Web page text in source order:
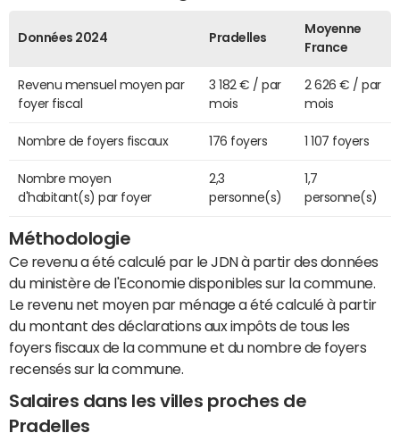
Données 2024 Pradelles
Moyenne
France
Revenu mensuel moyen par
foyer fiscal
3 182 € / par
mois
2 626 € / par
mois
Nombre de foyers fiscaux 176 foyers 1 107 foyers
Nombre moyen
d'habitant(s) par foyer
2,3
personne(s)
1,7
personne(s)
Méthodologie
Ce revenu a été calculé par le JDN à partir des données
du ministère de l'Economie disponibles sur la commune.
Le revenu net moyen par ménage a été calculé à partir
du montant des déclarations aux impôts de tous les
foyers fiscaux de la commune et du nombre de foyers
recensés sur la commune.
Salaires dans les villes proches de
Pradelles